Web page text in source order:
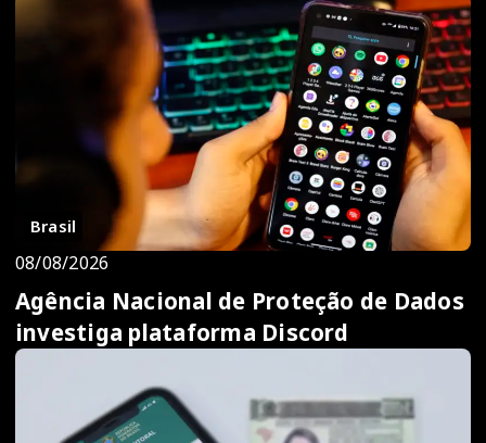
Brasil
08/08/2026
Agência Nacional de Proteção de Dados
investiga plataforma Discord